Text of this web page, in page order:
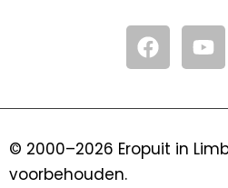
F
a
c
e
o
Y
o
u
t
b
© 2000–2026 Eropuit in
voorbehouden.